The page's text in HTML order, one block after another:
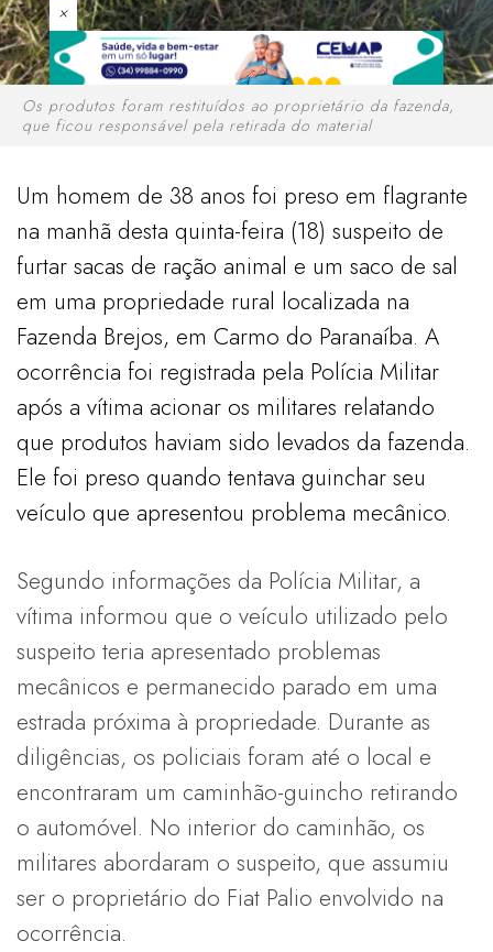
×
Os produtos foram restituídos ao proprietário da fazenda,
que ficou responsável pela retirada do material
Um homem de 38 anos foi preso em flagrante
na manhã desta quinta-feira (18) suspeito de
furtar sacas de ração animal e um saco de sal
em uma propriedade rural localizada na
Fazenda Brejos, em Carmo do Paranaíba. A
ocorrência foi registrada pela Polícia Militar
após a vítima acionar os militares relatando
que produtos haviam sido levados da fazenda.
Ele foi preso quando tentava guinchar seu
veículo que apresentou problema mecânico.
Segundo informações da Polícia Militar, a
vítima informou que o veículo utilizado pelo
suspeito teria apresentado problemas
mecânicos e permanecido parado em uma
estrada próxima à propriedade. Durante as
diligências, os policiais foram até o local e
encontraram um caminhão-guincho retirando
o automóvel. No interior do caminhão, os
militares abordaram o suspeito, que assumiu
ser o proprietário do Fiat Palio envolvido na
ocorrência.